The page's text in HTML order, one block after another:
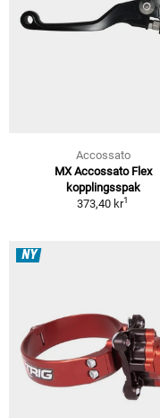
Accossato
MX Accossato Flex
kopplingsspak
373,40 kr1
NY